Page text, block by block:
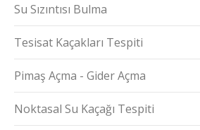
Su Sızıntısı Bulma
Tesisat Kaçakları Tespiti
Pimaş Açma - Gider Açma
Noktasal Su Kaçağı Tespiti